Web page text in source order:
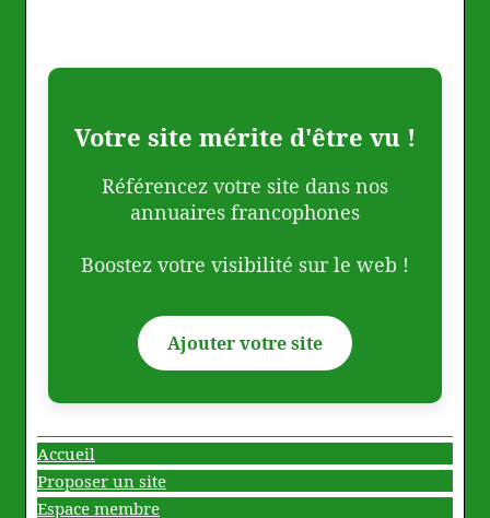
Votre site mérite d'être vu !
Référencez votre site dans nos
annuaires francophones
Boostez votre visibilité sur le web !
Ajouter votre site
Accueil
Proposer un site
Espace membre